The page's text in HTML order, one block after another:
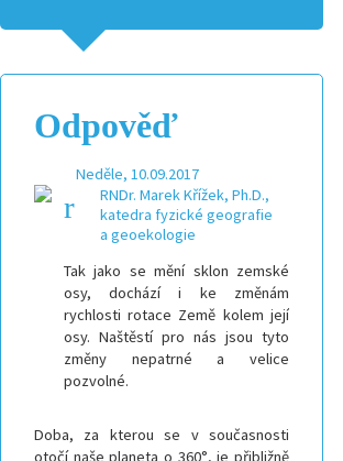
Odpověď
Neděle, 10.09.2017
RNDr. Marek Křížek, Ph.D.,
katedra fyzické geografie
a geoekologie
Tak jako se mění sklon zemské
osy, dochází i ke změnám
rychlosti rotace Země kolem její
osy. Naštěstí pro nás jsou tyto
změny nepatrné a velice
pozvolné.
Doba, za kterou se v současnosti
otočí naše planeta o 360°, je přibližně